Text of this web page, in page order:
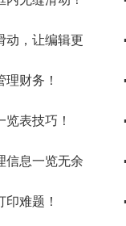
动，让编辑更
财务！
表技巧！
信息一览无余
印难题！